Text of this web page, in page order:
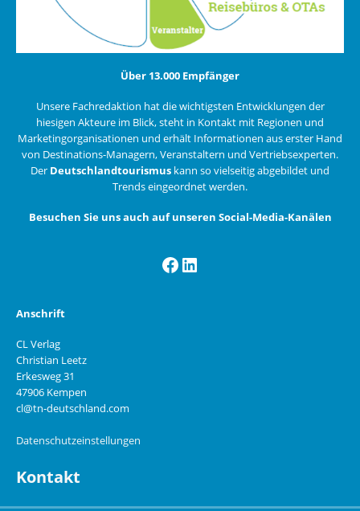
Über 13.000 Empfänger
Unsere Fachredaktion hat die wichtigsten Entwicklungen der
hiesigen Akteure im Blick, steht in Kontakt mit Regionen und
Marketingorganisationen und erhält Informationen aus erster Hand
von Destinations-Managern, Veranstaltern und Vertriebsexperten.
Der Deutschlandtourismus kann so vielseitig abgebildet und
Trends eingeordnet werden.
Besuchen Sie uns auch auf unseren Social-Media-Kanälen
Facebook
LinkedIn
Anschrift
CL Verlag
Christian Leetz
Erkesweg 31
47906 Kempen
cl@tn-deutschland.com
Datenschutzeinstellungen
Kontakt